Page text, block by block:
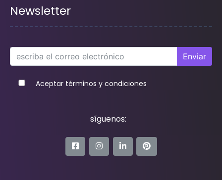
Newsletter
Enviar
Aceptar términos y condiciones
síguenos: